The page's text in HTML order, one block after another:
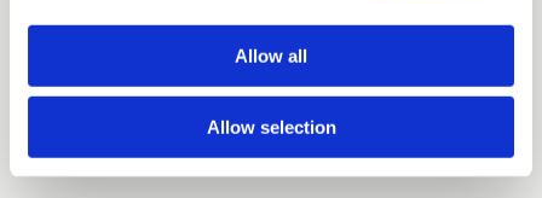
Allow all
Allow selection
Nueva área de estética facial
Nuevo espacio totalmente equipado para
tratamientos de estética facial.